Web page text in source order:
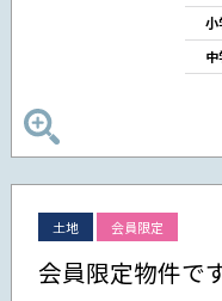
小
土地 会員限定
会員限定物件で